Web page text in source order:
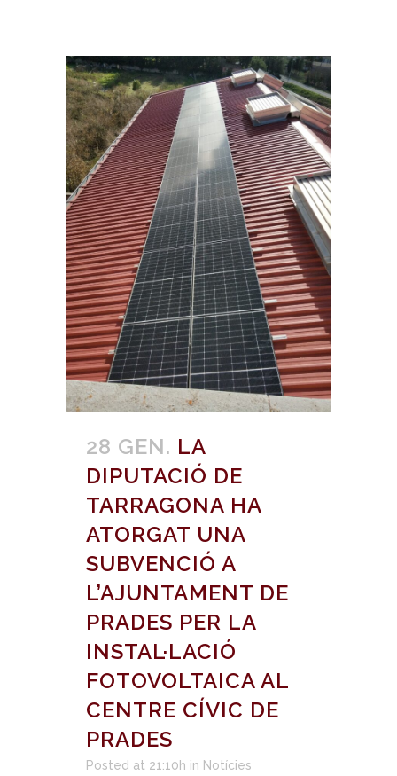
28 GEN. LA
DIPUTACIÓ DE
TARRAGONA HA
ATORGAT UNA
SUBVENCIÓ A
L’AJUNTAMENT DE
PRADES PER LA
INSTAL·LACIÓ
FOTOVOLTAICA AL
CENTRE CÍVIC DE
PRADES
Posted at 21:10h in Notícies